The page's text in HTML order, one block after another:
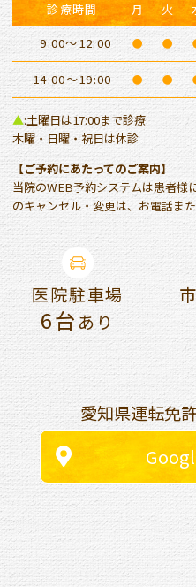
診療時間 月 火
9:00～12:00
● ●
14:00～19:00 ● ●
▲:土曜日は17:00まで診療
木曜・日曜・祝日は休診
【ご予約にあたってのご案内】
当院のWEB予約システムは患者様
のキャンセル・変更は、お電話ま
医院駐車場
6台あり
愛知県運転免